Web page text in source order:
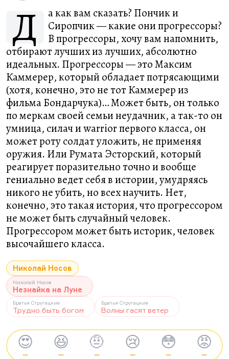
Д
а как вам сказать? Пончик и
Сиропчик — какие они прогрессоры?
В прогрессоры, хочу вам напомнить,
отбирают лучших из лучших, абсолютно
идеальных. Прогрессоры — это Максим
Каммерер, который обладает потрясающими
(хотя, конечно, это не тот Каммерер из
фильма Бондарчука)… Может быть, он только
по меркам своей семьи неудачник, а так-то он
умница, силач и warrior первого класса, он
может роту солдат уложить, не применяя
оружия. Или Румата Эсторский, который
реагирует поразительно точно и вообще
гениально ведет себя в истории, умудряясь
никого не убить, но всех научить. Нет,
конечно, это такая история, что прогрессором
не может быть случайный человек.
Прогрессором может быть историк, человек
высочайшего класса.
Николай Носов
Николай Носов
Незнайка на Луне
Братья Стругацкие
Трудно быть богом
Братья Стругацкие
Волны гасят ветер
😍
—
😆
—
🤨
—
😢
—
😳
—
😡
—